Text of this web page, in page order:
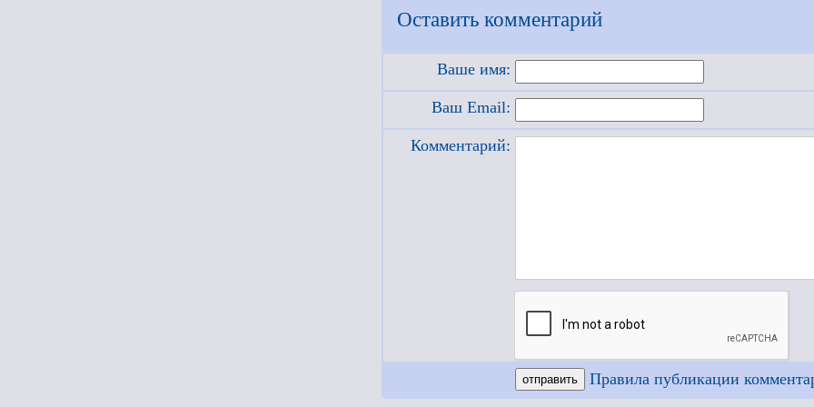
Оставить комментарий
Ваше имя:
Ваш Email:
Комментарий:
Правила публикации